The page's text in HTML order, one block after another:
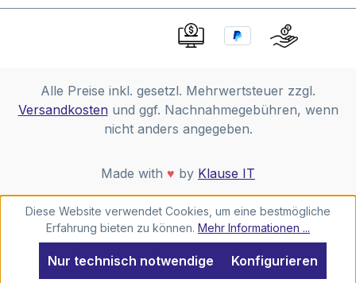
Alle Preise inkl. gesetzl. Mehrwertsteuer zzgl.
Versandkostenund ggf. Nachnahmegebühren, wenn
nicht anders angegeben.
Made with ♥ by Klause IT
Diese Website verwendet Cookies, um eine bestmögliche
Erfahrung bieten zu können. Mehr Informationen ...
Nur technisch notwendige Konfigurieren